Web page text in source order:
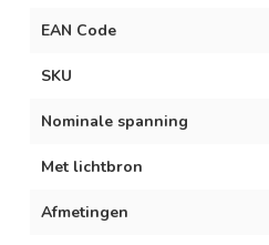
EAN Code
SKU
Nominale spanning
Met lichtbron
Afmetingen